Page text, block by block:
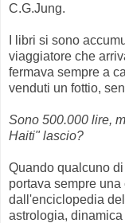
C.G.Jung.
I libri si sono
viaggiatore che
fermava sempre a
venduti un fottio,
Sono 500.000 lire,
Haiti" lascio?
Quando qualcuno
portava sempre
dall'enciclopedia
astrologia,